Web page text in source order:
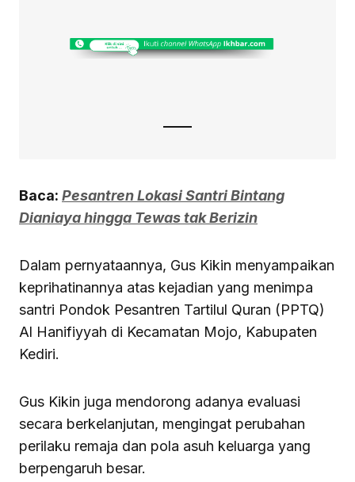
Baca: Pesantren Lokasi Santri Bintang
Dianiaya hingga Tewas tak Berizin
Dalam pernyataannya, Gus Kikin menyampaikan
keprihatinannya atas kejadian yang menimpa
santri Pondok Pesantren Tartilul Quran (PPTQ)
Al Hanifiyyah di Kecamatan Mojo, Kabupaten
Kediri.
Gus Kikin juga mendorong adanya evaluasi
secara berkelanjutan, mengingat perubahan
perilaku remaja dan pola asuh keluarga yang
berpengaruh besar.